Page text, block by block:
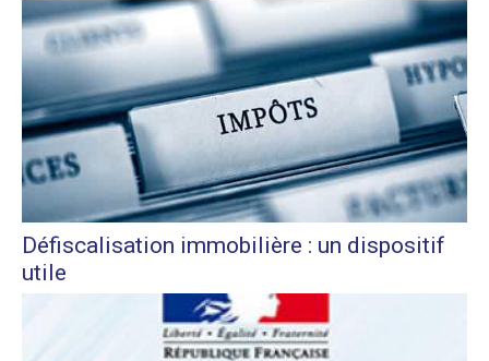
Défiscalisation immobilière : un dispositif
utile